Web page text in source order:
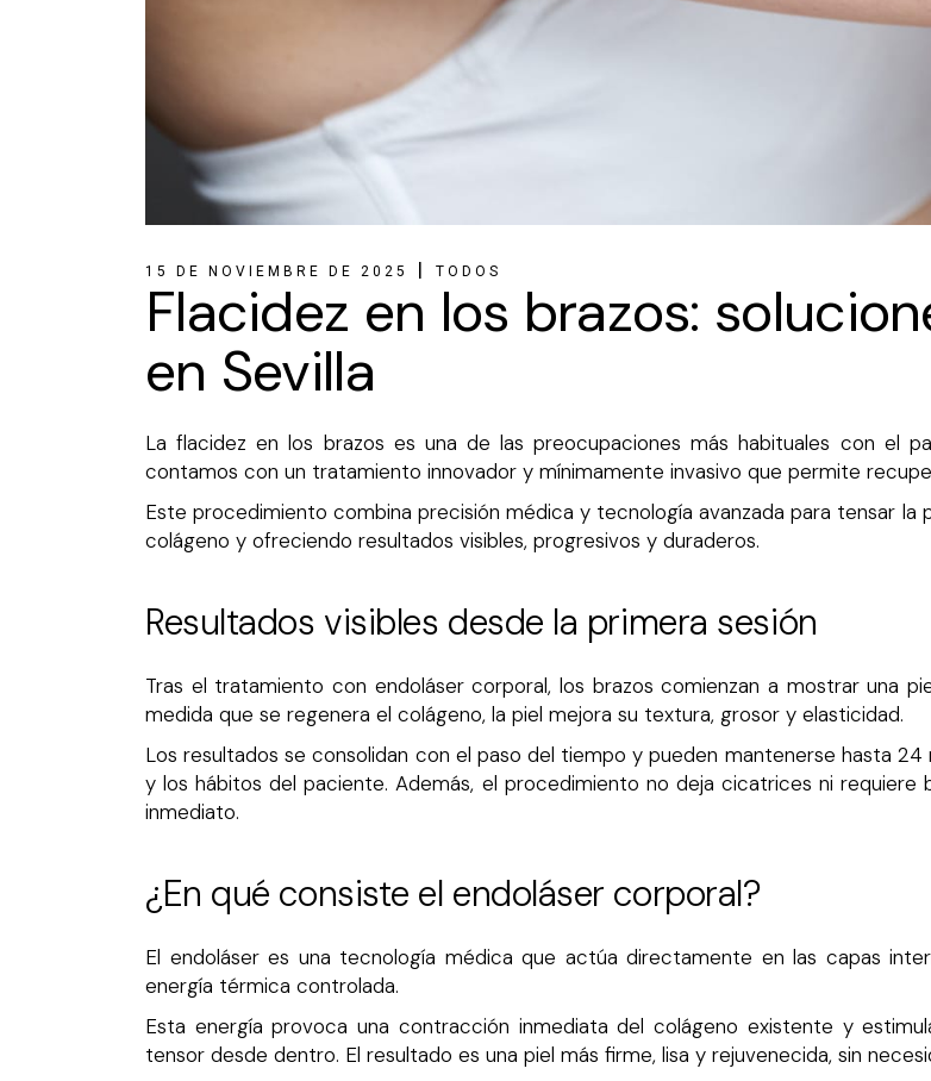
15 DE NOVIEMBRE DE 2025 TODOS
Flacidez en los brazos:
en Sevilla
La flacidez en los brazos es una de las preocupaciones más habituales con el
contamos con un tratamiento innovador y mínimamente invasivo que permite
Este procedimiento combina precisión médica y tecnología avanzada para tensar la
colágeno y ofreciendo resultados visibles, progresivos y duraderos.
Resultados visibles desde la primera sesión
Tras el tratamiento con endoláser corporal, los brazos comienzan a mostrar una
medida que se regenera el colágeno, la piel mejora su textura, grosor y elasticidad.
Los resultados se consolidan con el paso del tiempo y pueden mantenerse hasta
y los hábitos del paciente. Además, el procedimiento no deja cicatrices ni
inmediato.
¿En qué consiste el endoláser corporal?
El endoláser es una tecnología médica que actúa directamente en las capas
energía térmica controlada.
Esta energía provoca una contracción inmediata del colágeno existente y
tensor desde dentro. El resultado es una piel más firme, lisa y rejuvenecida, sin